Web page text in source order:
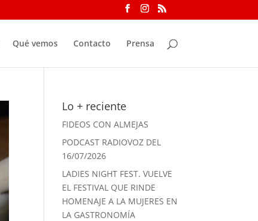
Qué vemos Contacto Prensa
Lo + reciente
FIDEOS CON ALMEJAS
PODCAST RADIOVOZ DEL
16/07/2026
LADIES NIGHT FEST. VUELVE
EL FESTIVAL QUE RINDE
HOMENAJE A LA MUJERES EN
LA GASTRONOMÍA